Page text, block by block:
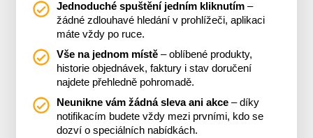
Jednoduché spuštění jedním kliknutím –
žádné zdlouhavé hledání v prohlížeči, aplikaci
máte vždy po ruce.
Vše na jednom místě – oblíbené produkty,
historie objednávek, faktury i stav doručení
najdete přehledně pohromadě.
Neunikne vám žádná sleva ani akce – díky
notifikacím budete vždy mezi prvními, kdo se
dozví o speciálních nabídkách.